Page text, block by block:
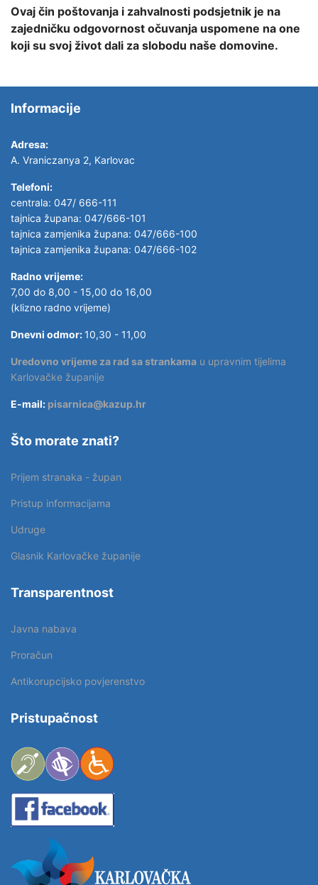
Ovaj čin poštovanja i zahvalnosti podsjetnik je na
zajedničku odgovornost očuvanja uspomene na one
koji su svoj život dali za slobodu naše domovine.
Informacije
Adresa:
A. Vraniczanya 2, Karlovac
Telefoni:
centrala: 047/ 666-111
tajnica župana: 047/666-101
tajnica zamjenika župana: 047/666-100
tajnica zamjenika župana: 047/666-102
Radno vrijeme:
7,00 do 8,00 - 15,00 do 16,00
(klizno radno vrijeme)
Dnevni odmor: 10,30 - 11,00
Uredovno vrijeme za rad sa strankama u upravnim tijelima
Karlovačke županije
E-mail: pisarnica@kazup.hr
Što morate znati?
Prijem stranaka - župan
Pristup informacijama
Udruge
Glasnik Karlovačke županije
Transparentnost
Javna nabava
Proračun
Antikorupcijsko povjerenstvo
Pristupačnost